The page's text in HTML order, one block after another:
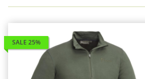
SALE 25%